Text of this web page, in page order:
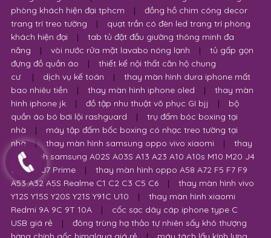
minh
| dụng cụ phụ kiện làm nail |
khóa dạy học nail cơ
bản chuyên nghiệp
| dụng cụ phun xăm |
dụng cụ nối
mi
| bộ sạc pin cho xe hơi ô tô điện |
khóa tay gạt nắm
cửa gỗ sắt giá rẻ
|
tranh sắt decor trang trí treo tường
phòng khách hiện đại tphcm
|
đồng hồ chim công decor
trang trí treo tường
|
quạt trần có đèn led trang trí phòng
khách hiện đại
|
tab tủ đặt đầu giường thông minh đa
năng
| vòi nước rửa mặt lavabo nóng lạnh |
tủ gấp gọn
đựng đồ quần áo
|
thiết kế nội thất căn hộ chung
cư
dịch vụ kế toán |
thay màn hình dura iphone mất
bao nhiêu tiền
| thay màn hình iphone oled |
thay màn
hình iphone jk
| đồ tập nhu thuật võ phục GI bjj |
bộ
quần áo bó bơi lội rashguard
|
trụ đấm bóc boxing tại
nhà
|
máy tập đấm bốc boxing có nhạc treo tường tại
nhà
| thay màn hình samsung oppo vivo xiaomi |
thay
màn hình samsung A02S A03S A13 A23 A10 A10s M10 M20 J4
J6 Plus J7 Prime
|
thay màn hình oppo A58 A72 F5 F7 F9
A53 A32 A5S Realme C1 C2 C3 C5 C6
| thay màn hình vivo